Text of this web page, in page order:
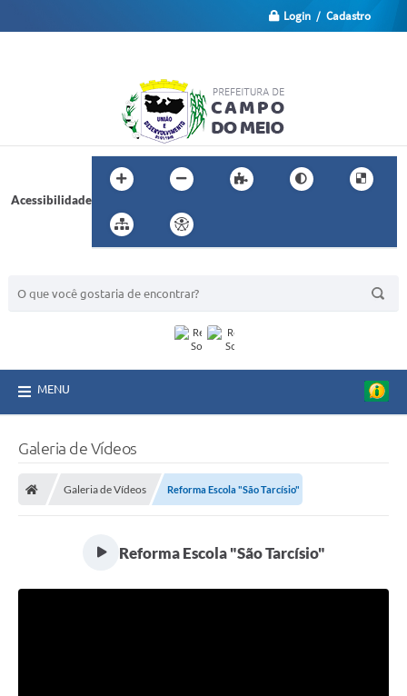
Login / Cadastro
Acessibilidade
MENU
Galeria de Vídeos
Galeria de Vídeos Reforma Escola "São Tarcísio"
Reforma Escola "São Tarcísio"